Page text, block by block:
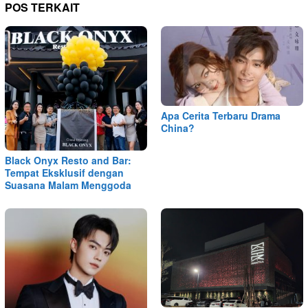
POS TERKAIT
Black Onyx Resto and Bar:
Tempat Eksklusif dengan
Suasana Malam Menggoda
Apa Cerita Terbaru Drama
China?